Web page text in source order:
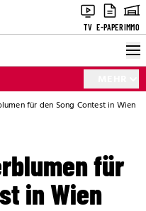
TV E-PAPERIMMO
für den Song Contest in Wien
für
in Wien